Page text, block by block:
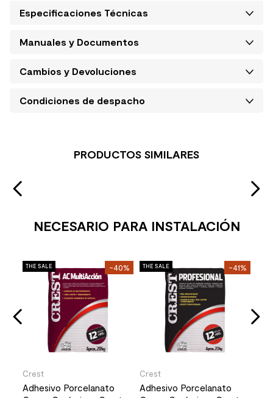
Especificaciones Técnicas
Manuales y Documentos
Cambios y Devoluciones
Condiciones de despacho
PRODUCTOS SIMILARES
NECESARIO PARA INSTALACIÓN
THE SALE -40%
Crest
Adhesivo Porcelanato
THE SALE -41%
Crest
Adhesivo Porcelanato